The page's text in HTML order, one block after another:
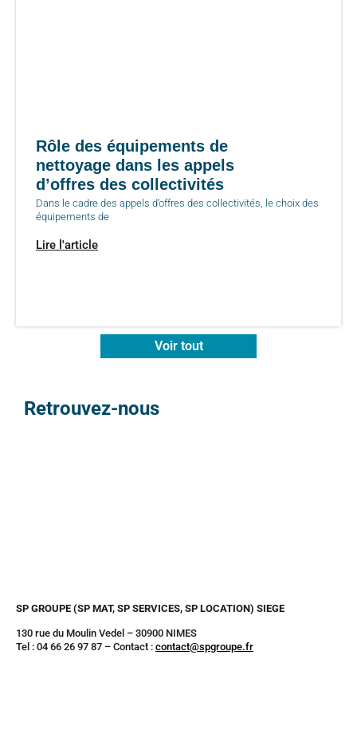
Rôle des équipements de
nettoyage dans les appels
d’offres des collectivités
Dans le cadre des appels d’offres des collectivités, le choix des
équipements de
Lire l'article
Voir tout
Retrouvez-nous
SP GROUPE (SP MAT, SP SERVICES, SP LOCATION) SIEGE
130 rue du Moulin Vedel – 30900 NIMES
Tel : 04 66 26 97 87 – Contact : contact@spgroupe.fr